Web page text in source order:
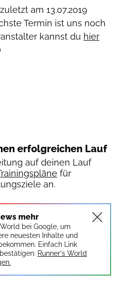
am 13.07.2019
Termin ist uns noch
kannst du hier
erfolgreichen Lauf
auf deinen Lauf
für
an.
mehr
bei Google, um
neuesten Inhalte und
Einfach Link
Runner's World